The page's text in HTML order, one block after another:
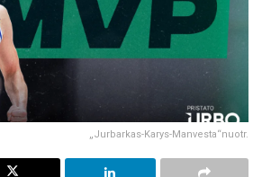
„Jurbarkas-Karys-Manvesta“nuotr.